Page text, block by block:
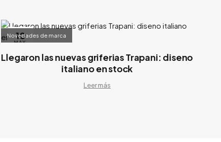
10
MAY.
Novedades de marca
Llegaron las nuevas griferias Trapani: diseno
italiano en stock
Leer más